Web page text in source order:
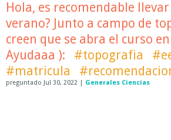
Hola, es recomendable
verano? Junto a campo de
creen que se abra el curso
Ayudaaa ):
#topografia
#matricula
preguntado Jul 30, 2022 | Generales Ciencias